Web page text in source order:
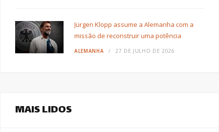
Jürgen Klopp assume a Alemanha com a
missão de reconstruir uma potência
ALEMANHA 27 DE JULHO DE 2026
MAIS LIDOS